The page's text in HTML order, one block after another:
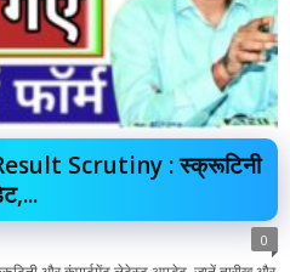
Scrutiny : स्क्रूटिनी
0